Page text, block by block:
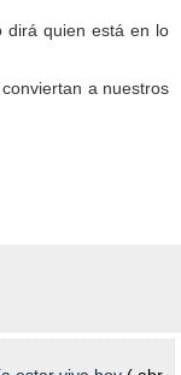
dirá quien está en lo
conviertan a nuestros